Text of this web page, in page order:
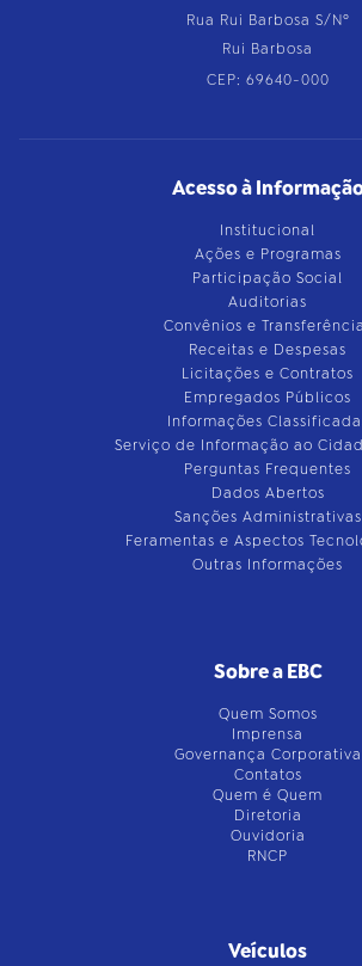
Rua Rui Barbosa S/Nº
Rui Barbosa
CEP: 69640-000
Acesso à
Institucional
Ações e Programas
Participação Social
Auditorias
Convênios e
Receitas e Despesas
Licitações e Contratos
Empregados Públicos
Informações
Serviço de Informação ao
Perguntas Frequentes
Dados Abertos
Sanções Administrativas
Feramentas e Aspectos
Outras Informações
Sobre a EBC
Quem Somos
Imprensa
Governança Corporativa
Contatos
Quem é Quem
Diretoria
Ouvidoria
RNCP
Veículos